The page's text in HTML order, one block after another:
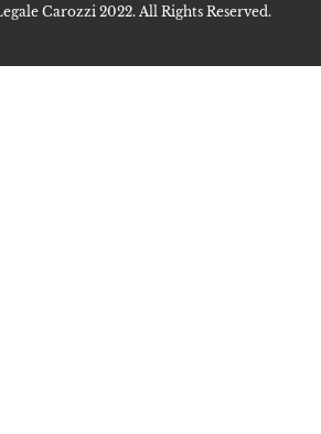
Carozzi 2022. All Rights Reserved.